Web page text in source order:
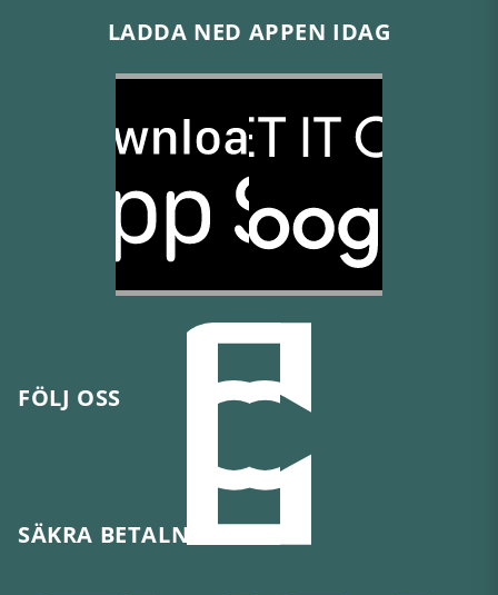
LADDA NED APPEN IDAG
FÖLJ OSS
SÄKRA BETALNINGAR